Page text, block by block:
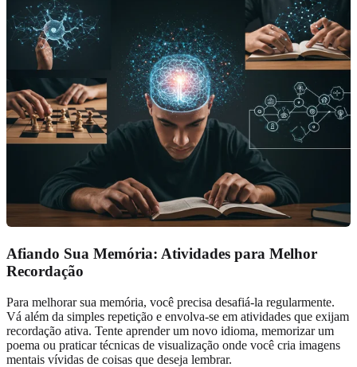
Afiando Sua Memória: Atividades para Melhor
Recordação
Para melhorar sua memória, você precisa desafiá-la regularmente.
Vá além da simples repetição e envolva-se em atividades que exijam
recordação ativa. Tente aprender um novo idioma, memorizar um
poema ou praticar técnicas de visualização onde você cria imagens
mentais vívidas de coisas que deseja lembrar.